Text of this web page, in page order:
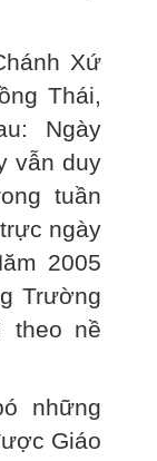
Xứ
Thái,
Ngày
vẫn duy
tuần
ngày
2005
Trường
theo nề
những
Giáo